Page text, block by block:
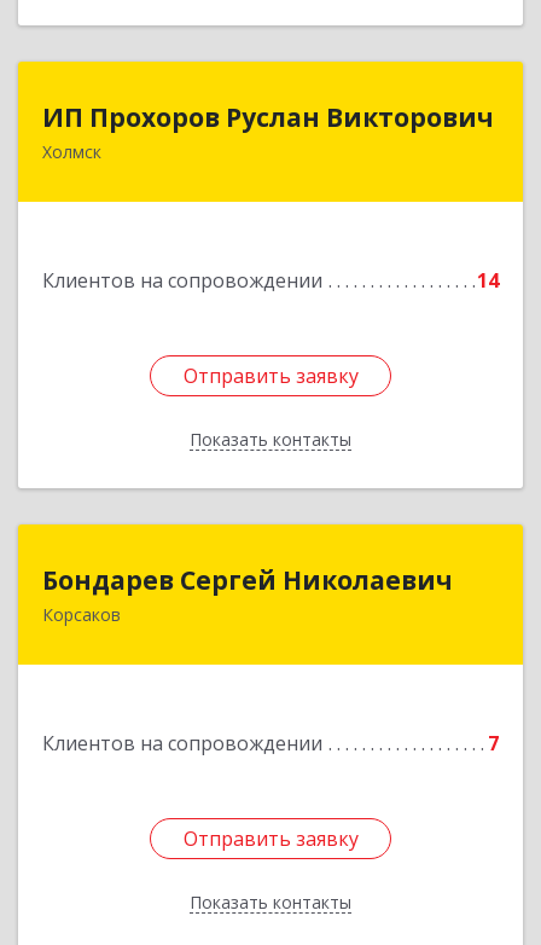
ИП Прохоров Руслан Викторович
Холмск
Клиентов на сопровождении 14
Отправить заявку
Показать контакты
694620, Сахалинская обл, Холмский р-н, Холмск
Отправить заявку
Назад
Бондарев Сергей Николаевич
Корсаков
Клиентов на сопровождении 7
Отправить заявку
Показать контакты
Бондарев Сергей Николаевич
Отправить заявку
Назад